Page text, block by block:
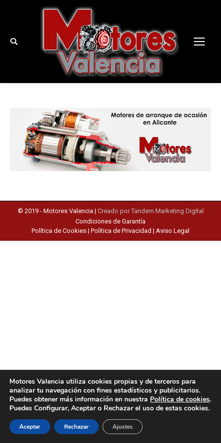
Buscar:
© 2019 - Motores Valencia | Creado por Tandem Marketing Digital
Condiciones de Garantía
Política de Cookies | Política de Privacidad | Aviso Legal
Motores Valencia utiliza cookies propias y de terceros para
analizar tu navegación con fines estadísticos y publicitarios.
Puedes obtener más información en nuestra Política de cookies.
Puedes Configurar, Aceptar o Rechazar el uso de estas cookies.
Aceptar Rechazar Ajustes